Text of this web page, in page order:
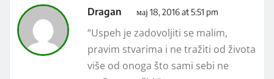
Dragan мај 18, 2016 at 5:51 pm
“Uspeh je zadovoljiti se malim,
pravim stvarima i ne tražiti od života
više od onoga što sami sebi ne